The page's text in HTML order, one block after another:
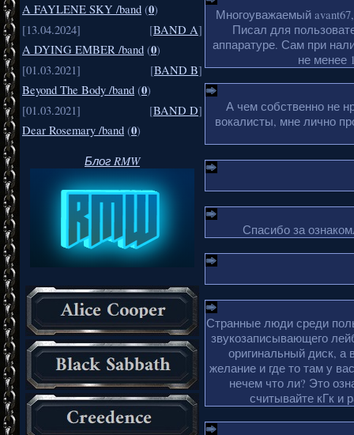
A FAYLENE SKY /band (0)
[13.04.2024]
[BAND A]
A DYING EMBER /band (0)
[01.03.2021]
[BAND B]
Beyond The Body /band (0)
[01.03.2021]
[BAND D]
Dear Rosemary /band (0)
Блог RMW
Многоуважаемый
Писал для
аппаратуре. Сам при
не менее
А чем собственно не
вокалисты, мне лично
Спасибо за
Странные люди среди
звукозаписывающего
оригинальный диск, а
желание и где то там у
нечем что ли? Это
считывайте кГк и